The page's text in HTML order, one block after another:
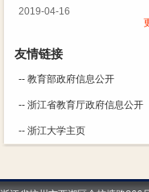
2019-04-16
友情链接
-- 教育部政府信息公开
-- 浙江省教育厅政府信息公开
-- 浙江大学主页